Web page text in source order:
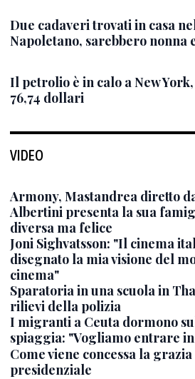
Due cadaveri trovati in casa
Napoletano, sarebbero nonna
Il petrolio è in calo a New
76,74 dollari
VIDEO
Armony, Mastandrea diretto
Albertini presenta la sua
diversa ma felice
Joni Sighvatsson: "Il cinema
disegnato la mia visione del
cinema"
Sparatoria in una scuola in
rilievi della polizia
I migranti a Ceuta dormono
spiaggia: "Vogliamo entrare
Come viene concessa la grazia
presidenziale